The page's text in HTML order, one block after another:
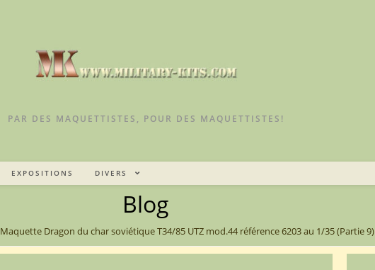
PAR DES MAQUETTISTES, POUR DES MAQUETTISTES!
EXPOSITIONS DIVERS
Blog
Maquette Dragon du char soviétique T34/85 UTZ mod.44 référence 6203 au 1/35 (Partie 9)